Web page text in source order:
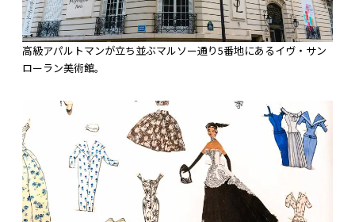
高級アパルトマンが立ち並ぶマルソー通り5番地にあるイヴ・サン
ローラン美術館。